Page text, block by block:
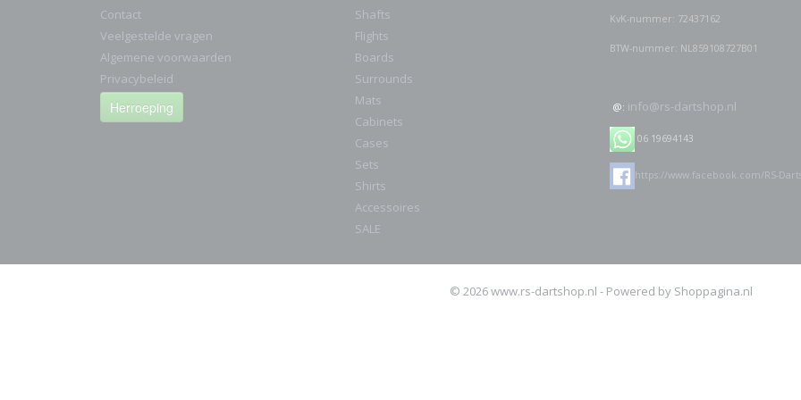
Contact
Veelgestelde vragen
Algemene voorwaarden
Privacybeleid
Herroeping
Shafts
Flights
Boards
Surrounds
Mats
Cabinets
Cases
Sets
Shirts
Accessoires
SALE
KvK-nummer: 72437162
BTW-nummer: NL859108727B01
@: info@rs-dartshop.nl
06 19694143
https://www.facebook.com/RS-
© 2026 www.rs-dartshop.nl - Powered by Shoppagina.nl